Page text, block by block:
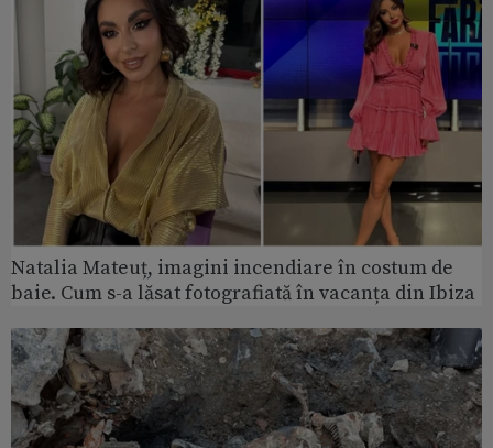
Natalia Mateuț, imagini incendiare în costum de
baie. Cum s-a lăsat fotografiată în vacanța din Ibiza